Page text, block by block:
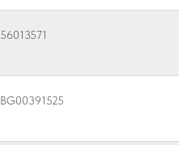
56013571
BG00391525